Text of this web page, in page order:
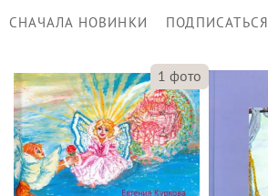
СНАЧАЛА НОВИНКИ ПОДПИСАТЬСЯ
1 фото